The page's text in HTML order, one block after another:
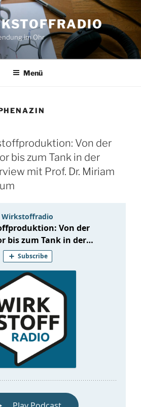
im Ohr
Menü
Von der
bis zum Tank in der
mit Prof. Dr. Miriam